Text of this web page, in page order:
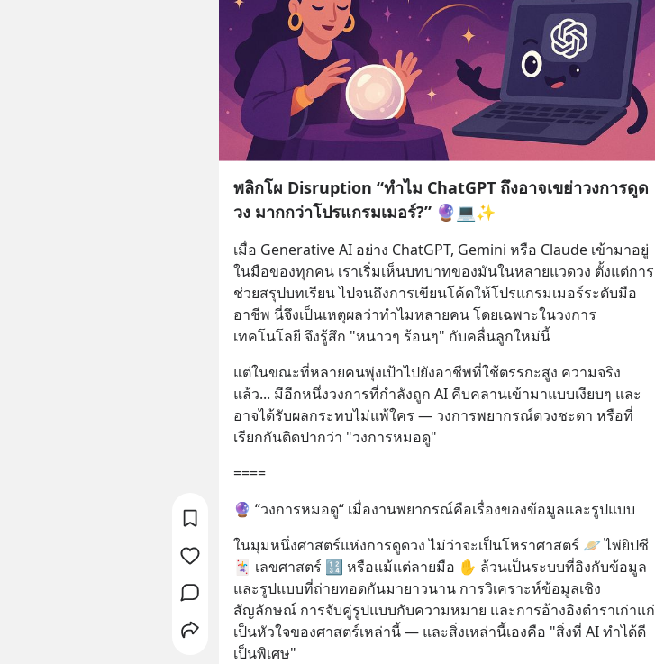
พลิกโผ Disruption “ทำไม ChatGPT ถึงอาจเขย่าวงการดูด
วง มากกว่าโปรแกรมเมอร์?” 🔮💻✨
เมื่อ Generative AI อย่าง ChatGPT, Gemini หรือ Claude เข้ามาอยู่
ในมือของทุกคน เราเริ่มเห็นบทบาทของมันในหลายแวดวง ตั้งแต่การ
ช่วยสรุปบทเรียน ไปจนถึงการเขียนโค้ดให้โปรแกรมเมอร์ระดับมือ
อาชีพ นี่จึงเป็นเหตุผลว่าทำไมหลายคน โดยเฉพาะในวงการ
เทคโนโลยี จึงรู้สึก "หนาวๆ ร้อนๆ" กับคลื่นลูกใหม่นี้
แต่ในขณะที่หลายคนพุ่งเป้าไปยังอาชีพที่ใช้ตรรกะสูง ความจริง
แล้ว... มีอีกหนึ่งวงการที่กำลังถูก AI คืบคลานเข้ามาแบบเงียบๆ และ
อาจได้รับผลกระทบไม่แพ้ใคร — วงการพยากรณ์ดวงชะตา หรือที่
เรียกกันติดปากว่า "วงการหมอดู"
====
🔮 “วงการหมอดู“ เมื่องานพยากรณ์คือเรื่องของข้อมูลและรูปแบบ
ในมุมหนึ่งศาสตร์แห่งการดูดวง ไม่ว่าจะเป็นโหราศาสตร์ 🪐 ไพ่ยิปซี
🃏 เลขศาสตร์ 🔢 หรือแม้แต่ลายมือ ✋ ล้วนเป็นระบบที่อิงกับข้อมูล
และรูปแบบที่ถ่ายทอดกันมายาวนาน การวิเคราะห์ข้อมูลเชิง
สัญลักษณ์ การจับคู่รูปแบบกับความหมาย และการอ้างอิงตำราเก่าแก่
เป็นหัวใจของศาสตร์เหล่านี้ — และสิ่งเหล่านี้เองคือ "สิ่งที่ AI ทำได้ดี
เป็นพิเศษ"